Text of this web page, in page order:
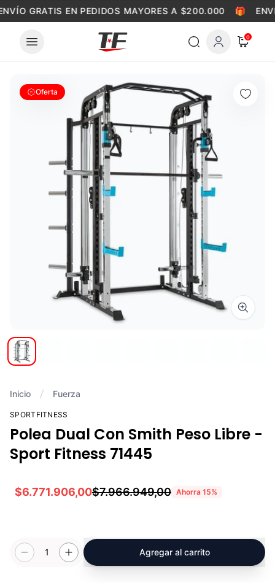
Skip to content
GRATIS EN PEDIDOS MAYORES A $200.000 🎁
0
Oferta
Zoom
Inicio Fuerza
SPORTFITNESS
Polea Dual Con Smith Peso Libre -
Sport Fitness 71445
$6.771.906,00$7.966.949,00 Ahorra 15%
1 Agregar al carrito